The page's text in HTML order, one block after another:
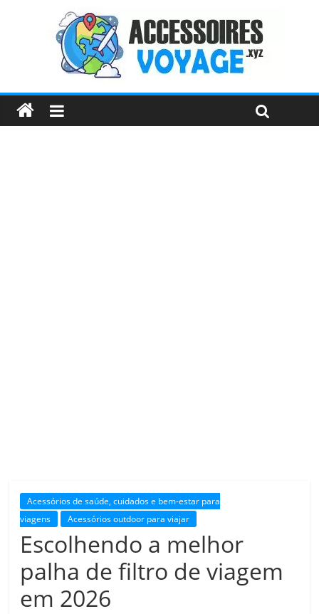
Acessórios de saúde, cuidados e bem-estar para
viagens
Acessórios outdoor para viajar
Escolhendo a melhor
palha de filtro de viagem
em 2026